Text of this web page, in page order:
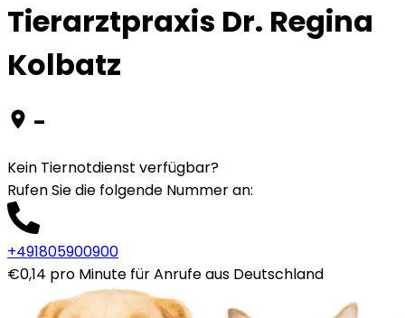
Tierarztpraxis Dr. Regina
Kolbatz
-
Kein Tiernotdienst verfügbar?
Rufen Sie die folgende Nummer an:
+491805900900
€0,14 pro Minute für Anrufe aus Deutschland